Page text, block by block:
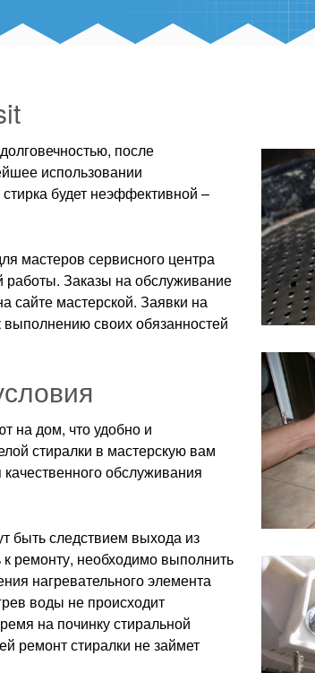
после
использовании
будет неэффективной –
мастеров сервисного центра
работы. Заказы на обслуживание
сайте мастерской. Заявки на
своих обязанностей
на дом, что удобно и
стиралки в мастерскую вам
обслуживания
быть следствием выхода из
ремонту, необходимо выполнить
нагревательного элемента
воды не происходит
на починку стиральной
ремонт стиралки не займет